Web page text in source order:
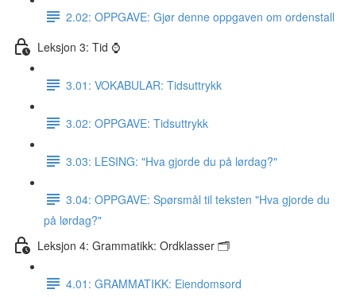
2.02: OPPGAVE: Gjør denne oppgaven om ordenstall
Leksjon 3: Tid ⌚️
3.01: VOKABULAR: Tidsuttrykk
3.02: OPPGAVE: Tidsuttrykk
3.03: LESING: "Hva gjorde du på lørdag?"
3.04: OPPGAVE: Spørsmål til teksten "Hva gjorde du
på lørdag?"
Leksjon 4: Grammatikk: Ordklasser 🗂
4.01: GRAMMATIKK: Eiendomsord